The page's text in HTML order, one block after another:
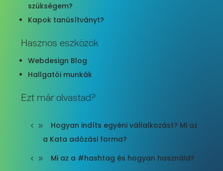
szükségem?
Kapok tanúsítványt?
Hasznos eszközök
Webdesign Blog
Hallgatói munkák
Ezt már olvastad?
Hogyan indíts egyéni vállalkozást? Mi az
a Kata adózási forma?
Mi az a #hashtag és hogyan használd?